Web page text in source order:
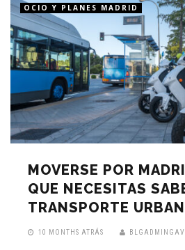
OCIO Y PLANES MADRID
MOVERSE POR
QUE NECESITAS
TRANSPORTE
10 MONTHS ATRÁS